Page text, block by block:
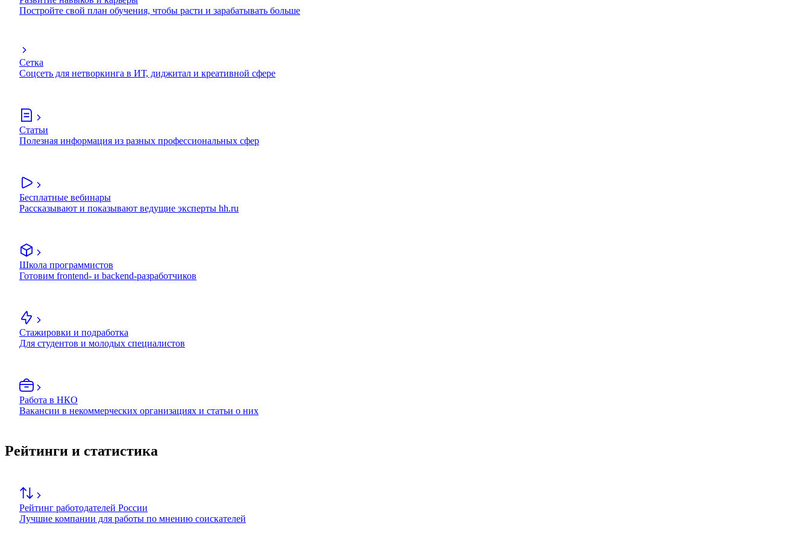
Постройте свой план обучения, чтобы расти и зарабатывать больше
Сетка
Соцсеть для нетворкинга в ИТ, диджитал и креативной сфере
Статьи
Полезная информация из разных профессиональных сфер
Бесплатные вебинары
Рассказывают и показывают ведущие эксперты hh.ru
Школа программистов
Готовим frontend- и backend-разработчиков
Стажировки и подработка
Для студентов и молодых специалистов
Работа в НКО
Вакансии в некоммерческих организациях и статьи о них
Рейтинги и статистика
Рейтинг работодателей России
Лучшие компании для работы по мнению соискателей